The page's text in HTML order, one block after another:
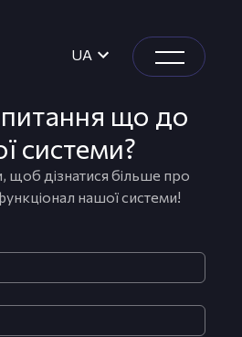
UA
що до
системи?
щоб дізнатися більше про
нашої системи!